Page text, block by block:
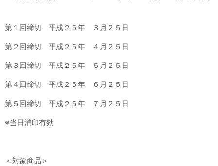
第１回締切 平成２５年 ３月２５日
第２回締切 平成２５年 ４月２５日
第３回締切 平成２５年 ５月２５日
第４回締切 平成２５年 ６月２５日
第５回締切 平成２５年 ７月２５日
※当日消印有効
＜対象商品＞